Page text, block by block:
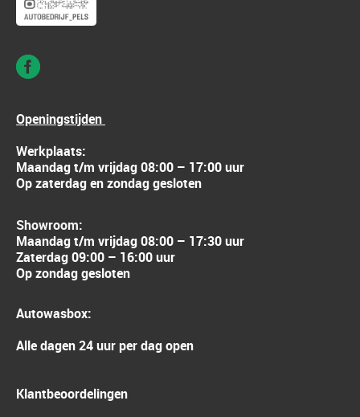
Openingstijden
Werkplaats:
Maandag t/m vrijdag 08:00 – 17:00 uur
Op zaterdag en zondag gesloten
Showroom:
Maandag t/m vrijdag 08:00 – 17:30 uur
Zaterdag 09:00 – 16:00 uur
Op zondag gesloten
Autowasbox:
Alle dagen 24 uur per dag open
Klantbeoordelingen